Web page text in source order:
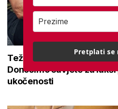
Teže se krećete zbog
Donosimo savjete za
ukočenosti
Pretplati se